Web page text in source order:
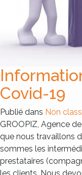
Covid-19
Publié dans Non
GROOPIZ, Agence
que nous travaillons
sommes les
prestataires